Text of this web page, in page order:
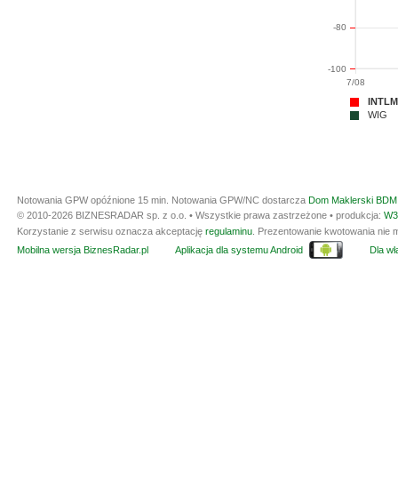
7/08
-100
-80
WIG
Notowania GPW opóźnione 15 min. Notowania GPW/NC dostarcza Dom Maklerski
© 2010-2026 BIZNESRADAR sp. z o.o. • Wszystkie prawa zastrzeżone • produkcja:
Korzystanie z serwisu oznacza akceptację regulaminu . Prezentowanie kwotowania
Mobilna wersja BiznesRadar.pl
Aplikacja dla systemu Android Dla